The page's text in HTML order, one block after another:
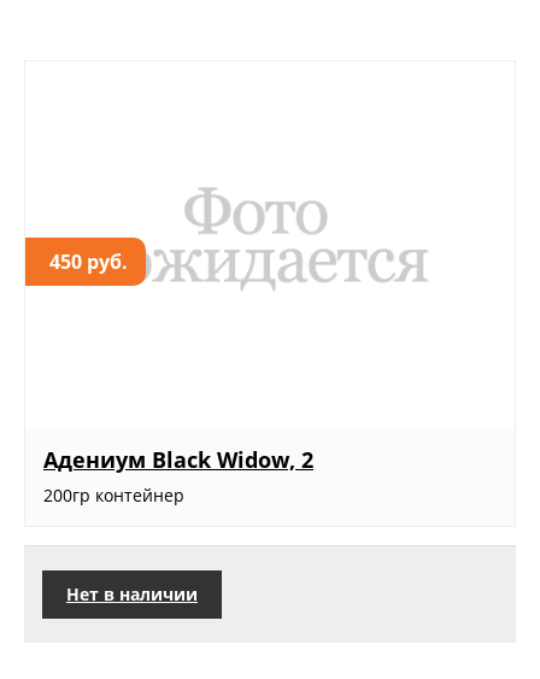
450 руб.
Адениум Black Widow, 2
200гр контейнер
Нет в наличии